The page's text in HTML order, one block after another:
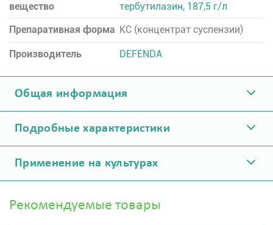
вещество
тербутилазин, 187,5 г/л
Препаративная форма КC (концентрат суспензии)
Производитель DEFENDA
Общая информация
Подробные характеристики
Применение на культурах
Рекомендуемые товары